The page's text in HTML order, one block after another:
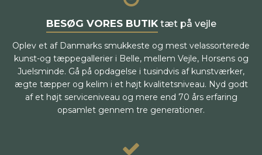
BESØG VORES BUTIKtæt på vejle
Oplev et af Danmarks smukkeste og mest velassorterede
kunst-og tæppegallerier i Belle, mellem Vejle, Horsens og
Juelsminde. Gå på opdagelse i tusindvis af kunstværker,
ægte tæpper og kelim i et højt kvalitetsniveau. Nyd godt
af et højt serviceniveau og mere end 70 års erfaring
opsamlet gennem tre generationer.